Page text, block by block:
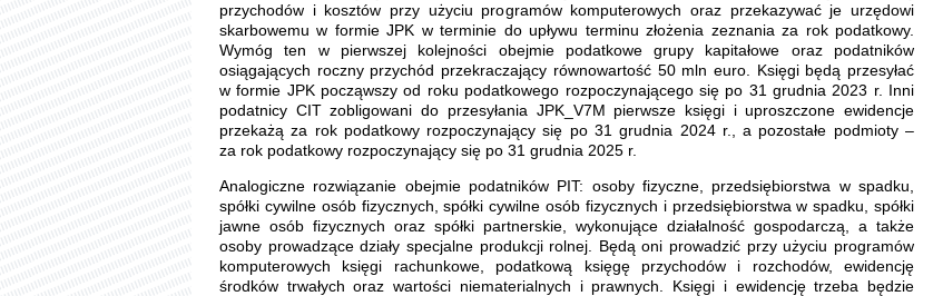
przychodów i kosztów przy użyciu programów komputerowych oraz przekazywać je urzędowi
skarbowemu w formie JPK w terminie do upływu terminu złożenia zeznania za rok podatkowy.
Wymóg ten w pierwszej kolejności obejmie podatkowe grupy kapitałowe oraz podatników
osiągających roczny przychód przekraczający równowartość 50 mln euro. Księgi będą przesyłać
w formie JPK począwszy od roku podatkowego rozpoczynającego się po 31 grudnia 2023 r. Inni
podatnicy CIT zobligowani do przesyłania JPK_V7M pierwsze księgi i uproszczone ewidencje
przekażą za rok podatkowy rozpoczynający się po 31 grudnia 2024 r., a pozostałe podmioty –
za rok podatkowy rozpoczynający się po 31 grudnia 2025 r.
Analogiczne rozwiązanie obejmie podatników PIT: osoby fizyczne, przedsiębiorstwa w spadku,
spółki cywilne osób fizycznych, spółki cywilne osób fizycznych i przedsiębiorstwa w spadku, spółki
jawne osób fizycznych oraz spółki partnerskie, wykonujące działalność gospodarczą, a także
osoby prowadzące działy specjalne produkcji rolnej. Będą oni prowadzić przy użyciu programów
komputerowych księgi rachunkowe, podatkową księgę przychodów i rozchodów, ewidencję
środków trwałych oraz wartości niematerialnych i prawnych. Księgi i ewidencję trzeba będzie